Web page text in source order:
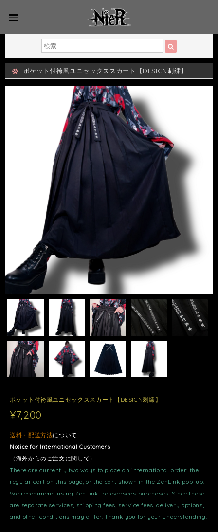
ポケット付袴風ユニセックススカート【DESIGN刺繍】
ポケット付袴風ユニセックススカート【DESIGN刺繍】
¥7,200
送料・配送方法について
Notice for International Customers
（海外からのご注文に関して）
There are currently two ways to place an international order: the
regular cart on this page, or the cart shown in the ZenLink pop-up.
We recommend using ZenLink for overseas purchases. Since these
are separate services, shipping fees, service fees, delivery options,
and other conditions may differ. Thank you for your understanding.